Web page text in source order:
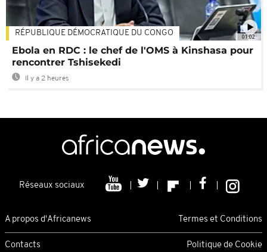
01:02
RÉPUBLIQUE DÉMOCRATIQUE DU CONGO
Ebola en RDC : le chef de l'OMS à Kinshasa pour
rencontrer Tshisekedi
Il y a 2 heures
Réseaux sociaux
A propos d'Africanews Termes et Conditions
Contacts Politique de Cookie